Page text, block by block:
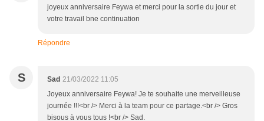
joyeux anniversaire Feywa et merci pour la sortie du jour et
votre travail bne continuation
Répondre
S Sad 21/03/2022 11:05
Joyeux anniversaire Feywa! Je te souhaite une merveilleuse
journée !!!<br /> Merci à la team pour ce partage.<br /> Gros
bisous à vous tous !<br /> Sad.